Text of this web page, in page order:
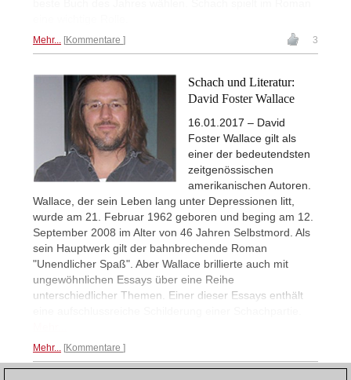
Mehr... Kommentare 3
Schach und Literatur:
David Foster Wallace
16.01.2017 – David
Foster Wallace gilt als
einer der bedeutendsten
zeitgenössischen
amerikanischen Autoren.
Wallace, der sein Leben lang unter Depressionen litt,
wurde am 21. Februar 1962 geboren und beging am 12.
September 2008 im Alter von 46 Jahren Selbstmord. Als
sein Hauptwerk gilt der bahnbrechende Roman
"Unendlicher Spaß". Aber Wallace brillierte auch mit
ungewöhnlichen Essays über eine Reihe
unterschiedlicher Themen. Einer dieser Essays enthält
Mehr... Kommentare